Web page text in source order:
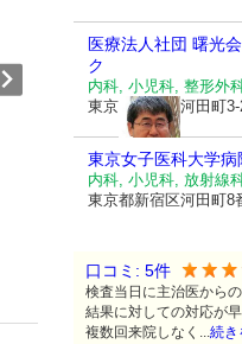
医療法人社団 曙光会
ク
内科, 小児科, 整形外
東京都新宿区河田町
東京女子医科大学病
内科, 小児科, 放射線
東京都新宿区河田町8
口コミ: 5件
検査当日に主治医から
結果に対しての対応が
複数回来院しなく...続き